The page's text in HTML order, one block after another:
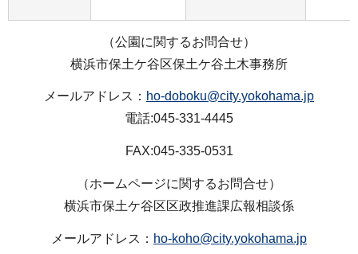
（公園に関するお問合せ）
横浜市保土ケ谷区保土ケ谷土木事務所
メールアドレス： ho-doboku@city.yokohama.jp
電話:045-331-4445
FAX:045-335-0531
（ホームページに関するお問合せ）
横浜市保土ケ谷区区政推進課広報相談係
メールアドレス： ho-koho@city.yokohama.jp